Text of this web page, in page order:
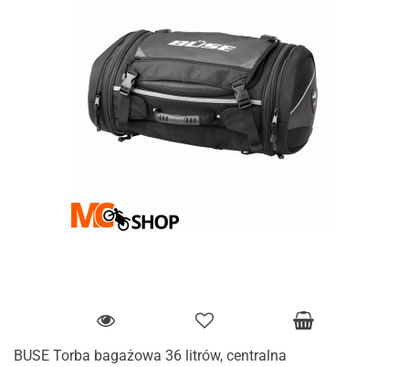
BUSE Torba bagażowa 36 litrów, centralna